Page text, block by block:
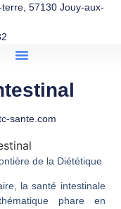
57130 Jouy-aux-
sante.com
de la Diététique
la santé intestinale
phare en